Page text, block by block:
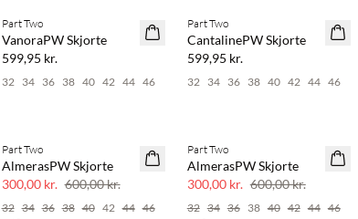
NYHED
Part Two
VanoraPW Skjorte
599,95 kr.
32 34 36 38 40 42 44 46
NYHED
Part Two
CantalinePW Skjorte
599,95 kr.
32 34 36 38 40 42 44 46
SAVE20
Part Two
AlmerasPW Skjorte
300,00 kr. 600,00 kr.
32 34 36 38 40 42 44 46
SAVE20
Part Two
AlmerasPW Skjorte
300,00 kr. 600,00 kr.
32 34 36 38 40 42 44 46